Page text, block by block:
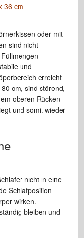
36 cm
oder mit
sind nicht
und
erreicht
cm, sind störend,
oberen Rücken
und somit wieder
nicht in eine
Schlafposition
wirken.
bleiben und